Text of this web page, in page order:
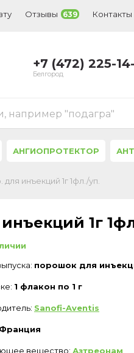
Отзывы 639 Контакты
+7 (472) 225-
Белгород
например "подагра"
АНГИОПРОТЕКТОР
инъекций 1г 1фл./уп.
1г
порошок для
1 флакон по 1 г
Sanofi-Aventis
Франция
вещество: Азтреонам